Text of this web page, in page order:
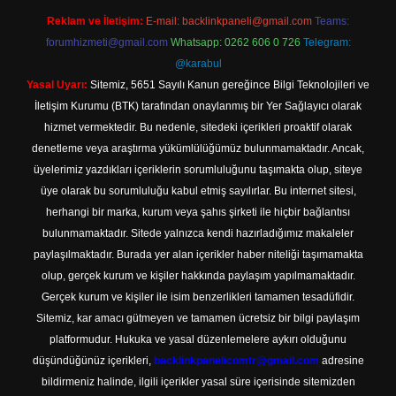
Reklam ve İletişim: E-mail: backlinkpaneli@gmail.com Teams:
forumhizmeti@gmail.com Whatsapp: 0262 606 0 726 Telegram:
@karabul
Yasal Uyarı: Sitemiz, 5651 Sayılı Kanun gereğince Bilgi Teknolojileri ve
İletişim Kurumu (BTK) tarafından onaylanmış bir Yer Sağlayıcı olarak
hizmet vermektedir. Bu nedenle, sitedeki içerikleri proaktif olarak
denetleme veya araştırma yükümlülüğümüz bulunmamaktadır. Ancak,
üyelerimiz yazdıkları içeriklerin sorumluluğunu taşımakta olup, siteye
üye olarak bu sorumluluğu kabul etmiş sayılırlar. Bu internet sitesi,
herhangi bir marka, kurum veya şahıs şirketi ile hiçbir bağlantısı
bulunmamaktadır. Sitede yalnızca kendi hazırladığımız makaleler
paylaşılmaktadır. Burada yer alan içerikler haber niteliği taşımamakta
olup, gerçek kurum ve kişiler hakkında paylaşım yapılmamaktadır.
Gerçek kurum ve kişiler ile isim benzerlikleri tamamen tesadüfidir.
Sitemiz, kar amacı gütmeyen ve tamamen ücretsiz bir bilgi paylaşım
platformudur. Hukuka ve yasal düzenlemelere aykırı olduğunu
düşündüğünüz içerikleri, backlinkpanelicomtr@gmail.com adresine
bildirmeniz halinde, ilgili içerikler yasal süre içerisinde sitemizden